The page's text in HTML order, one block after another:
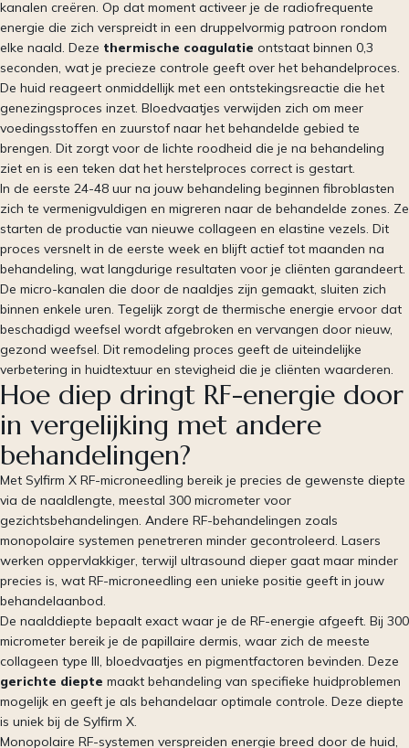
kanalen creëren. Op dat moment activeer je de radiofrequente
energie die zich verspreidt in een druppelvormig patroon rondom
elke naald. Deze thermische coagulatie ontstaat binnen 0,3
seconden, wat je precieze controle geeft over het behandelproces.
De huid reageert onmiddellijk met een ontstekingsreactie die het
genezingsproces inzet. Bloedvaatjes verwijden zich om meer
voedingsstoffen en zuurstof naar het behandelde gebied te
brengen. Dit zorgt voor de lichte roodheid die je na behandeling
ziet en is een teken dat het herstelproces correct is gestart.
In de eerste 24-48 uur na jouw behandeling beginnen fibroblasten
zich te vermenigvuldigen en migreren naar de behandelde zones. Ze
starten de productie van nieuwe collageen en elastine vezels. Dit
proces versnelt in de eerste week en blijft actief tot maanden na
behandeling, wat langdurige resultaten voor je cliënten garandeert.
De micro-kanalen die door de naaldjes zijn gemaakt, sluiten zich
binnen enkele uren. Tegelijk zorgt de thermische energie ervoor dat
beschadigd weefsel wordt afgebroken en vervangen door nieuw,
gezond weefsel. Dit remodeling proces geeft de uiteindelijke
verbetering in huidtextuur en stevigheid die je cliënten waarderen.
Hoe diep dringt RF-energie door
in vergelijking met andere
behandelingen?
Met Sylfirm X RF-microneedling bereik je precies de gewenste diepte
via de naaldlengte, meestal 300 micrometer voor
gezichtsbehandelingen. Andere RF-behandelingen zoals
monopolaire systemen penetreren minder gecontroleerd. Lasers
werken oppervlakkiger, terwijl ultrasound dieper gaat maar minder
precies is, wat RF-microneedling een unieke positie geeft in jouw
behandelaanbod.
De naalddiepte bepaalt exact waar je de RF-energie afgeeft. Bij 300
micrometer bereik je de papillaire dermis, waar zich de meeste
collageen type III, bloedvaatjes en pigmentfactoren bevinden. Deze
gerichte diepte maakt behandeling van specifieke huidproblemen
mogelijk en geeft je als behandelaar optimale controle. Deze diepte
is uniek bij de Sylfirm X.
Monopolaire RF-systemen verspreiden energie breed door de huid,